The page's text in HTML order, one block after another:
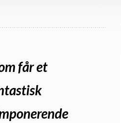
får et